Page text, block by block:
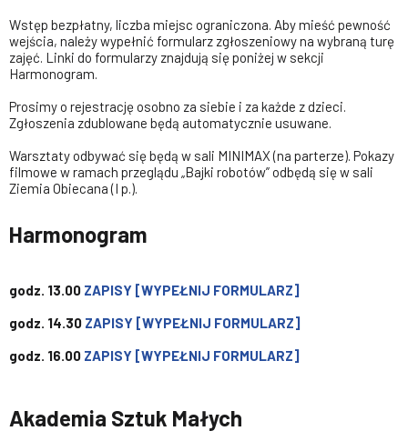
Wstęp bezpłatny, liczba miejsc ograniczona. Aby mieść pewność
wejścia, należy wypełnić formularz zgłoszeniowy na wybraną turę
zajęć. Linki do formularzy znajdują się poniżej w sekcji
Harmonogram.
Prosimy o rejestrację osobno za siebie i za każde z dzieci.
Zgłoszenia zdublowane będą automatycznie usuwane.
Warsztaty odbywać się będą w sali MINIMAX (na parterze). Pokazy
filmowe w ramach przeglądu „Bajki robotów” odbędą się w sali
Ziemia Obiecana (I p.).
Harmonogram
godz. 13.00 ZAPISY [WYPEŁNIJ FORMULARZ]
godz. 14.30 ZAPISY [WYPEŁNIJ FORMULARZ]
godz. 16.00 ZAPISY [WYPEŁNIJ FORMULARZ]
Akademia Sztuk Małych